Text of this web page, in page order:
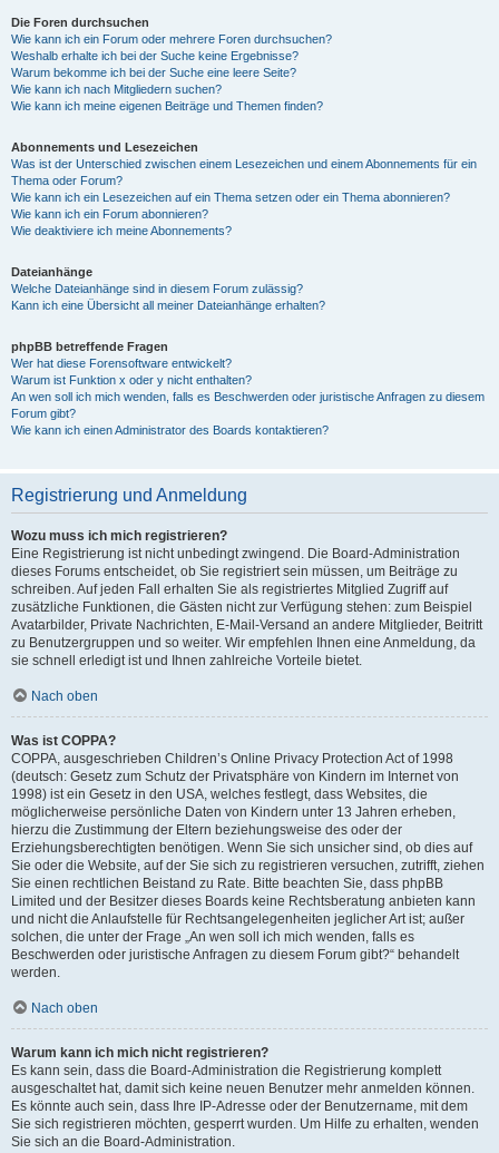
Die Foren durchsuchen
Wie kann ich ein Forum oder mehrere Foren durchsuchen?
Weshalb erhalte ich bei der Suche keine Ergebnisse?
Warum bekomme ich bei der Suche eine leere Seite?
Wie kann ich nach Mitgliedern suchen?
Wie kann ich meine eigenen Beiträge und Themen finden?
Abonnements und Lesezeichen
Was ist der Unterschied zwischen einem Lesezeichen und einem Abonnements für ein
Thema oder Forum?
Wie kann ich ein Lesezeichen auf ein Thema setzen oder ein Thema abonnieren?
Wie kann ich ein Forum abonnieren?
Wie deaktiviere ich meine Abonnements?
Dateianhänge
Welche Dateianhänge sind in diesem Forum zulässig?
Kann ich eine Übersicht all meiner Dateianhänge erhalten?
phpBB betreffende Fragen
Wer hat diese Forensoftware entwickelt?
Warum ist Funktion x oder y nicht enthalten?
An wen soll ich mich wenden, falls es Beschwerden oder juristische Anfragen zu diesem
Forum gibt?
Wie kann ich einen Administrator des Boards kontaktieren?
Registrierung und Anmeldung
Wozu muss ich mich registrieren?
Eine Registrierung ist nicht unbedingt zwingend. Die Board-Administration
dieses Forums entscheidet, ob Sie registriert sein müssen, um Beiträge zu
schreiben. Auf jeden Fall erhalten Sie als registriertes Mitglied Zugriff auf
zusätzliche Funktionen, die Gästen nicht zur Verfügung stehen: zum Beispiel
Avatarbilder, Private Nachrichten, E-Mail-Versand an andere Mitglieder, Beitritt
zu Benutzergruppen und so weiter. Wir empfehlen Ihnen eine Anmeldung, da
sie schnell erledigt ist und Ihnen zahlreiche Vorteile bietet.
Nach oben
Was ist COPPA?
COPPA, ausgeschrieben Children’s Online Privacy Protection Act of 1998
(deutsch: Gesetz zum Schutz der Privatsphäre von Kindern im Internet von
1998) ist ein Gesetz in den USA, welches festlegt, dass Websites, die
möglicherweise persönliche Daten von Kindern unter 13 Jahren erheben,
hierzu die Zustimmung der Eltern beziehungsweise des oder der
Erziehungsberechtigten benötigen. Wenn Sie sich unsicher sind, ob dies auf
Sie oder die Website, auf der Sie sich zu registrieren versuchen, zutrifft, ziehen
Sie einen rechtlichen Beistand zu Rate. Bitte beachten Sie, dass phpBB
Limited und der Besitzer dieses Boards keine Rechtsberatung anbieten kann
und nicht die Anlaufstelle für Rechtsangelegenheiten jeglicher Art ist; außer
solchen, die unter der Frage „An wen soll ich mich wenden, falls es
Beschwerden oder juristische Anfragen zu diesem Forum gibt?“ behandelt
werden.
Nach oben
Warum kann ich mich nicht registrieren?
Es kann sein, dass die Board-Administration die Registrierung komplett
ausgeschaltet hat, damit sich keine neuen Benutzer mehr anmelden können.
Es könnte auch sein, dass Ihre IP-Adresse oder der Benutzername, mit dem
Sie sich registrieren möchten, gesperrt wurden. Um Hilfe zu erhalten, wenden
Sie sich an die Board-Administration.